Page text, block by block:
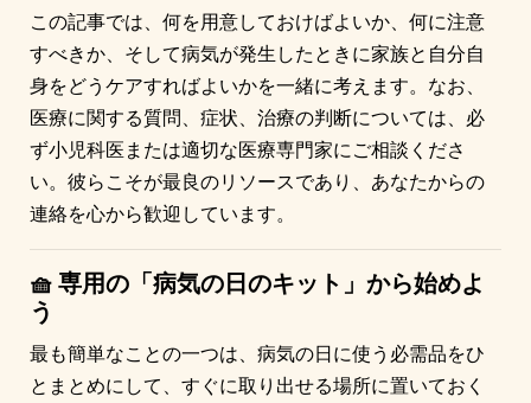
この記事では、何を用意しておけばよいか、何に注意
すべきか、そして病気が発生したときに家族と自分自
身をどうケアすればよいかを一緒に考えます。なお、
医療に関する質問、症状、治療の判断については、必
ず小児科医または適切な医療専門家にご相談くださ
い。彼らこそが最良のリソースであり、あなたからの
連絡を心から歓迎しています。
🧺 専用の「病気の日のキット」から始めよ
う
最も簡単なことの一つは、病気の日に使う必需品をひ
とまとめにして、すぐに取り出せる場所に置いておく